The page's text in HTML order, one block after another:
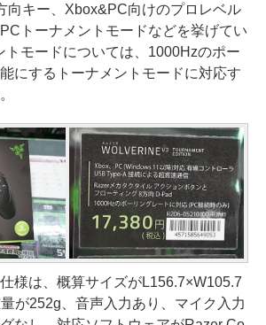
向キー、Xbox&PC向けのプロレベル
トーナメントモードなどを挙げてい
トモードについては、1000Hzのポー
にするトーナメントモードに対応す
様は、概算サイズがL156.7×W105.7
が252g、音声入力あり、マイク入力